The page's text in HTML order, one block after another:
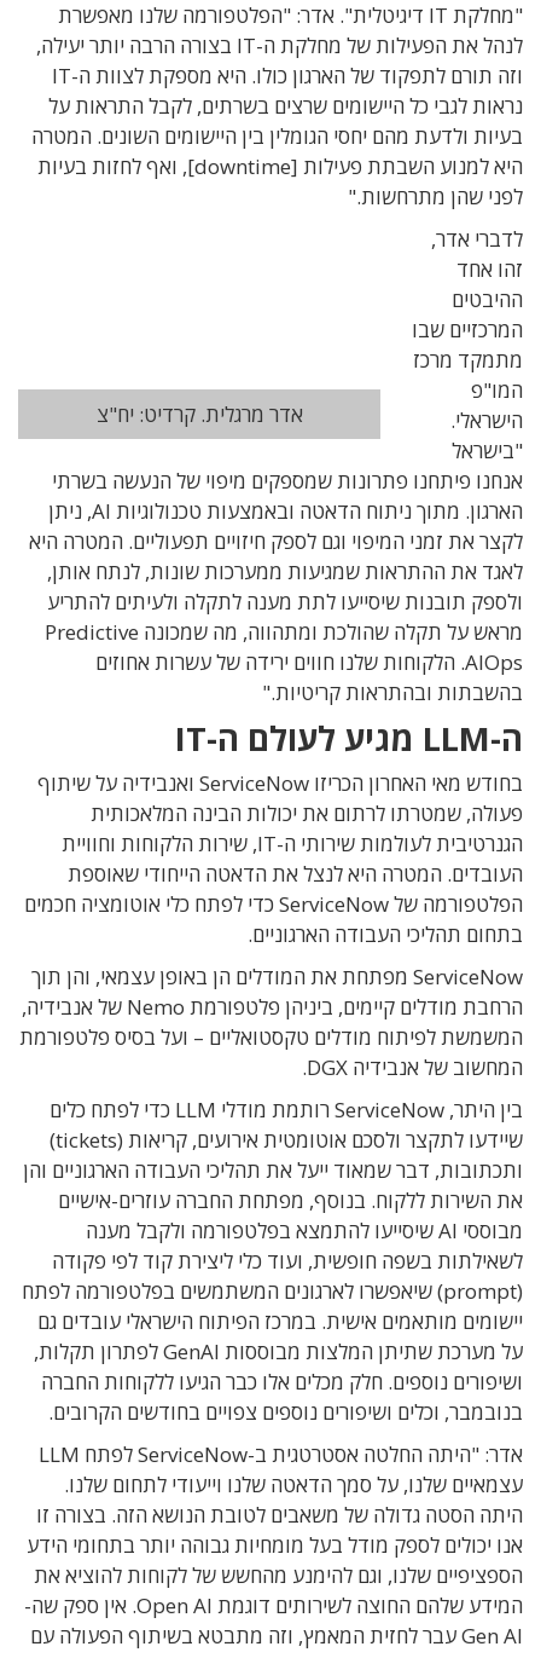
"מחלקת IT דיגיטלית". אדר: "הפלטפורמה שלנו מאפשרת
לנהל את הפעילות של מחלקת ה-IT בצורה הרבה יותר יעילה,
וזה תורם לתפקוד של הארגון כולו. היא מספקת לצוות ה-IT
נראות לגבי כל היישומים שרצים בשרתים, לקבל התראות על
בעיות ולדעת מהם יחסי הגומלין בין היישומים השונים. המטרה
היא למנוע השבתת פעילות [downtime], ואף לחזות בעיות
לפני שהן מתרחשות."
אדר מרגלית. קרדיט: יח"צ
לדברי אדר,
זהו אחד
ההיבטים
המרכזיים שבו
מתמקד מרכז
המו"פ
הישראלי.
"בישראל
אנחנו פיתחנו פתרונות שמספקים מיפוי של הנעשה בשרתי
הארגון. מתוך ניתוח הדאטה ובאמצעות טכנולוגיות AI, ניתן
לקצר את זמני המיפוי וגם לספק חיזויים תפעוליים. המטרה היא
לאגד את ההתראות שמגיעות ממערכות שונות, לנתח אותן,
ולספק תובנות שיסייעו לתת מענה לתקלה ולעיתים להתריע
מראש על תקלה שהולכת ומתהווה, מה שמכונה Predictive
AIOps. הלקוחות שלנו חווים ירידה של עשרות אחוזים
בהשבתות ובהתראות קריטיות."
ה-LLM מגיע לעולם ה-IT
בחודש מאי האחרון הכריזו ServiceNow ואנבידיה על שיתוף
פעולה, שמטרתו לרתום את יכולות הבינה המלאכותית
הגנרטיבית לעולמות שירותי ה-IT, שירות הלקוחות וחוויית
העובדים. המטרה היא לנצל את הדאטה הייחודי שאוספת
הפלטפורמה של ServiceNow כדי לפתח כלי אוטומציה חכמים
בתחום תהליכי העבודה הארגוניים.
ServiceNow מפתחת את המודלים הן באופן עצמאי, והן תוך
הרחבת מודלים קיימים, ביניהן פלטפורמת Nemo של אנבידיה,
המשמשת לפיתוח מודלים טקסטואליים – ועל בסיס פלטפורמת
המחשוב של אנבידיה DGX.
בין היתר, ServiceNow רותמת מודלי LLM כדי לפתח כלים
שיידעו לתקצר ולסכם אוטומטית אירועים, קריאות (tickets)
ותכתובות, דבר שמאוד ייעל את תהליכי העבודה הארגוניים והן
את השירות ללקוח. בנוסף, מפתחת החברה עוזרים-אישיים
מבוססי AI שיסייעו להתמצא בפלטפורמה ולקבל מענה
לשאילתות בשפה חופשית, ועוד כלי ליצירת קוד לפי פקודה
(prompt) שיאפשרו לארגונים המשתמשים בפלטפורמה לפתח
יישומים מותאמים אישית. במרכז הפיתוח הישראלי עובדים גם
על מערכת שתיתן המלצות מבוססות GenAI לפתרון תקלות,
ושיפורים נוספים. חלק מכלים אלו כבר הגיעו ללקוחות החברה
בנובמבר, וכלים ושיפורים נוספים צפויים בחודשים הקרובים.
אדר: "היתה החלטה אסטרטגית ב-ServiceNow לפתח LLM
עצמאיים שלנו, על סמך הדאטה שלנו וייעודי לתחום שלנו.
היתה הסטה גדולה של משאבים לטובת הנושא הזה. בצורה זו
אנו יכולים לספק מודל בעל מומחיות גבוהה יותר בתחומי הידע
הספציפיים שלנו, וגם להימנע מהחשש של לקוחות להוציא את
המידע שלהם החוצה לשירותים דוגמת Open AI. אין ספק שה-
Gen AI עבר לחזית המאמץ, וזה מתבטא בשיתוף הפעולה עם